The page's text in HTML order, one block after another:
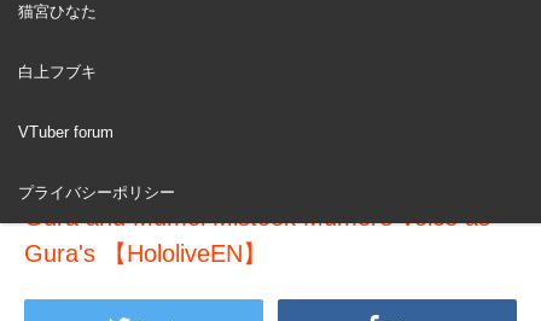
猫宮ひなた
白上フブキ
VTuber forum
プライバシーポリシー
Gura and Mumei Mistook Mumei's Voice as
Gura's 【HololiveEN】